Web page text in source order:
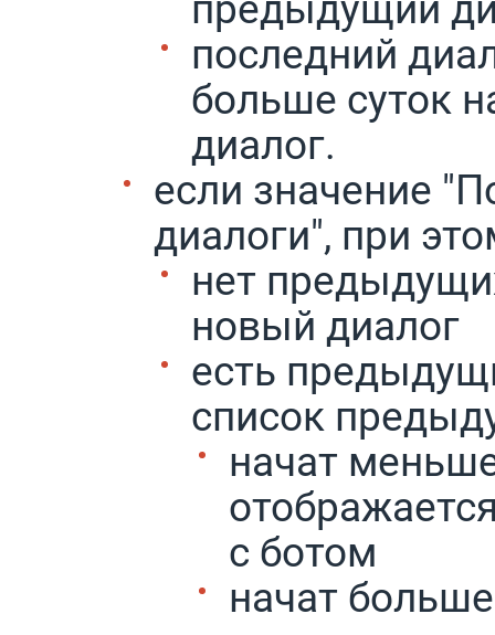
последний
больше суток
диалог.
если значение
диалоги", при
нет
новый диалог
есть
список
начат
с ботом
начат